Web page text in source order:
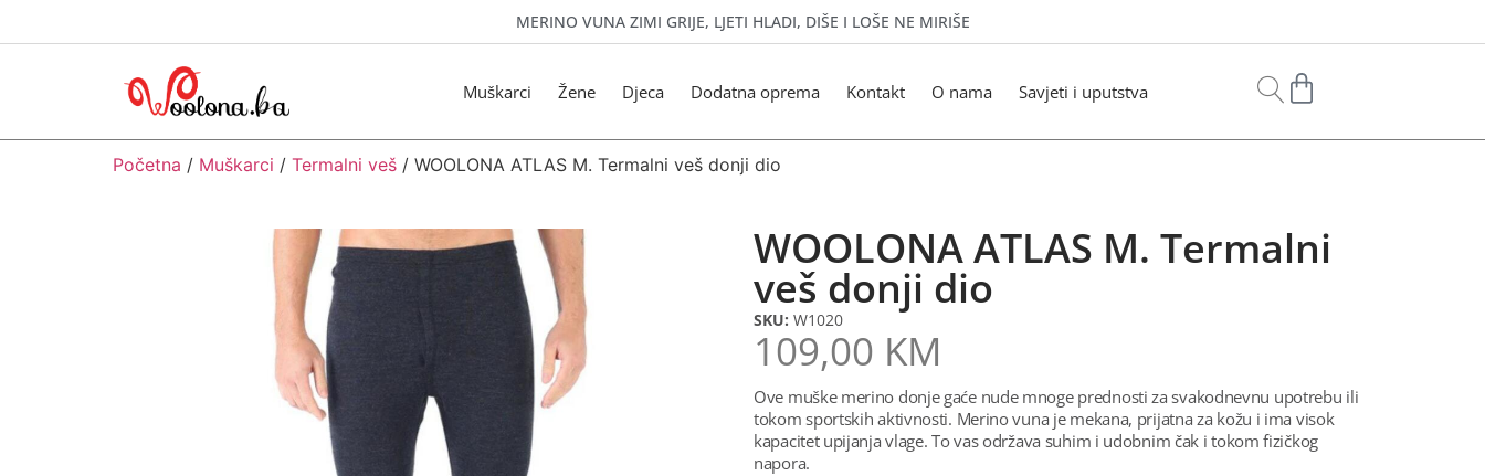
MERINO VUNA ZIMI GRIJE, LJETI HLADI, DIŠE I LOŠE NE MIRIŠE
Muškarci Žene Djeca Dodatna oprema Kontakt O nama Savjeti i uputstva
Početna / Muškarci / Termalni veš / WOOLONA ATLAS M. Termalni veš donji dio
WOOLONA ATLAS M. Termalni
veš donji dio
SKU: W1020
109,00 KM
Ove muške merino donje gaće nude mnoge prednosti za svakodnevnu upotrebu ili
tokom sportskih aktivnosti. Merino vuna je mekana, prijatna za kožu i ima visok
kapacitet upijanja vlage. To vas održava suhim i udobnim čak i tokom fizičkog
napora.